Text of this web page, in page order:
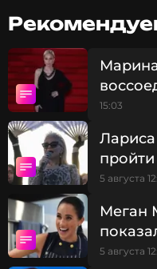
Эдже Иртем стал
Правоохранители
подробности
15:03
курсах
5 августа
Меган
5 августа